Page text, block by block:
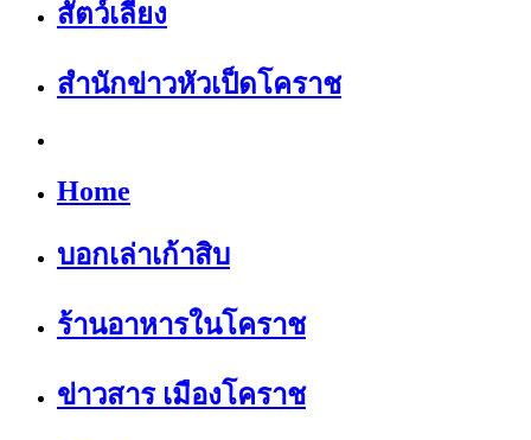
สัตว์เลี้ยง
สำนักข่าวหัวเป็ดโคราช
Home
บอกเล่าเก้าสิบ
ร้านอาหารในโคราช
ข่าวสาร เมืองโคราช